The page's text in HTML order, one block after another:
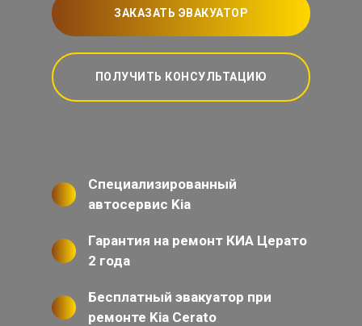
ЗАКАЗАТЬ ЭВАКУАТОР
ПОЛУЧИТЬ КОНСУЛЬТАЦИЮ
Специализированный
автосервис Kia
Гарантия на ремонт КИА Церато
2 года
Бесплатный эвакуатор при
ремонте Kia Cerato